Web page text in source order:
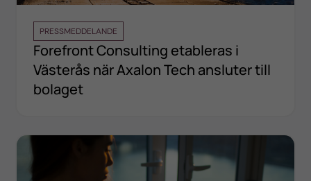
PRESSMEDDELANDE
Forefront Consulting etableras i
Västerås när Axalon Tech ansluter till
bolaget